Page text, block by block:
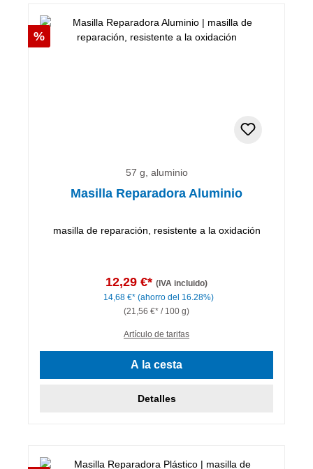
Descuento
%
57 g, aluminio
Masilla Reparadora Aluminio
masilla de reparación, resistente a la oxidación
12,29 €* (IVA incluido)
14,68 €* (ahorro del 16.28%)
(21,56 €* / 100 g)
Artículo de tarifas
A la cesta
Detalles